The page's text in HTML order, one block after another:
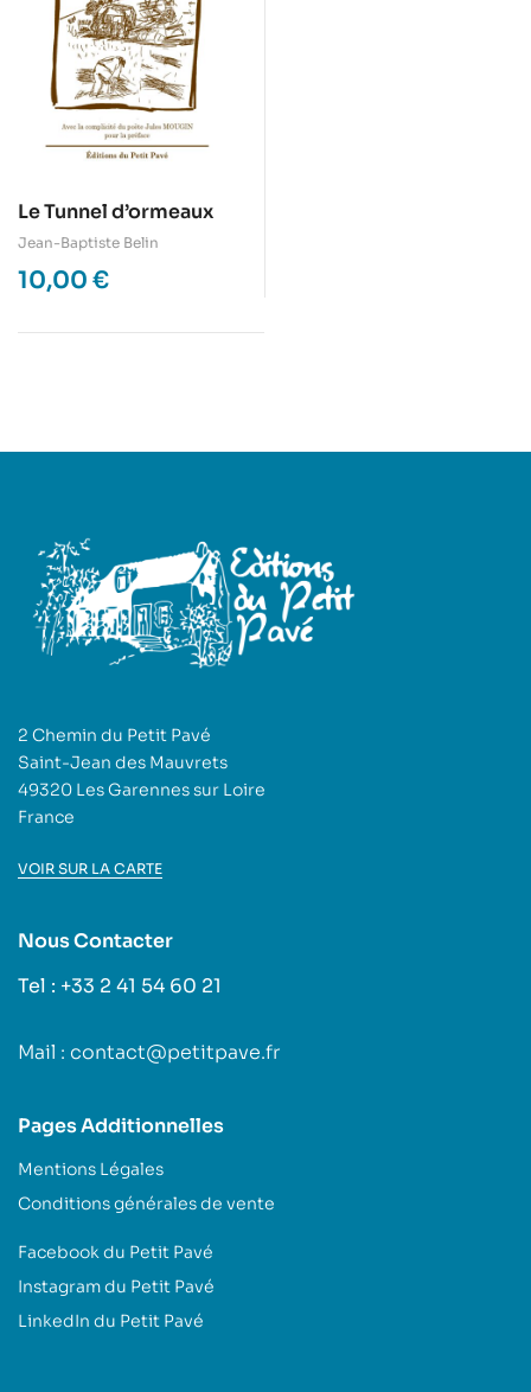
Le Tunnel d’ormeaux
Jean-Baptiste Belin
10,00 €
2 Chemin du Petit Pavé
Saint-Jean des Mauvrets
49320 Les Garennes sur Loire
France
VOIR SUR LA CARTE
Nous Contacter
Tel : +33 2 41 54 60 21
Mail : contact@petitpave.fr
Pages Additionnelles
Mentions Légales
Conditions générales de vente
Facebook du Petit Pavé
Instagram du Petit Pavé
LinkedIn du Petit Pavé